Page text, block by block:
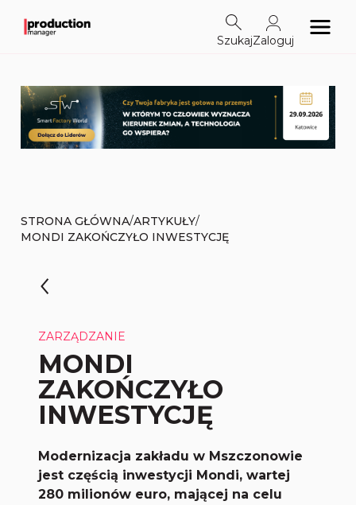
SzukajZaloguj
STRONA GŁÓWNA/ARTYKUŁY/
MONDI ZAKOŃCZYŁO INWESTYCJĘ
ZARZĄDZANIE
MONDI
ZAKOŃCZYŁO
INWESTYCJĘ
Modernizacja zakładu w Mszczonowie
jest częścią inwestycji Mondi, wartej
280 milionów euro, mającej na celu